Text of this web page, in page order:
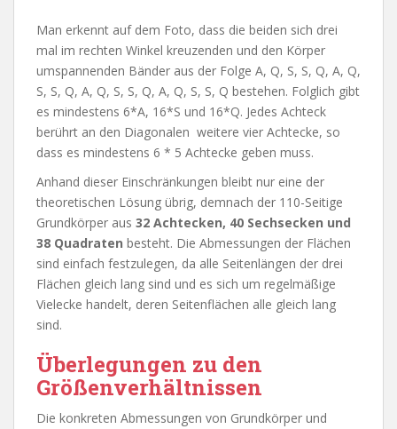
Man erkennt auf dem Foto, dass die beiden sich drei
mal im rechten Winkel kreuzenden und den Körper
umspannenden Bänder aus der Folge A, Q, S, S, Q, A, Q,
S, S, Q, A, Q, S, S, Q, A, Q, S, S, Q bestehen. Folglich gibt
es mindestens 6*A, 16*S und 16*Q. Jedes Achteck
berührt an den Diagonalen weitere vier Achtecke, so
dass es mindestens 6 * 5 Achtecke geben muss.
Anhand dieser Einschränkungen bleibt nur eine der
theoretischen Lösung übrig, demnach der 110-Seitige
Grundkörper aus 32 Achtecken, 40 Sechsecken und
38 Quadraten besteht. Die Abmessungen der Flächen
sind einfach festzulegen, da alle Seitenlängen der drei
Flächen gleich lang sind und es sich um regelmäßige
Vielecke handelt, deren Seitenflächen alle gleich lang
sind.
Überlegungen zu den
Größenverhältnissen
Die konkreten Abmessungen von Grundkörper und